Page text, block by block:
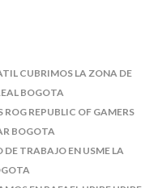
CUBRIMOS LA ZONA DE
BOGOTA
REPUBLIC OF GAMERS
BOGOTA
DE TRABAJO EN USME LA